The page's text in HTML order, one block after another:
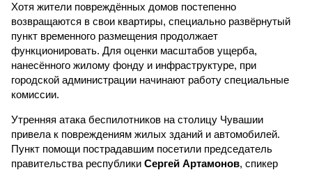
Хотя жители повреждённых домов постепенно
возвращаются в свои квартиры, специально развёрнутый
пункт временного размещения продолжает
функционировать. Для оценки масштабов ущерба,
нанесённого жилому фонду и инфраструктуре, при
городской администрации начинают работу специальные
комиссии.
Утренняя атака беспилотников на столицу Чувашии
привела к повреждениям жилых зданий и автомобилей.
Пункт помощи пострадавшим посетили председатель
правительства республики Сергей Артамонов, спикер